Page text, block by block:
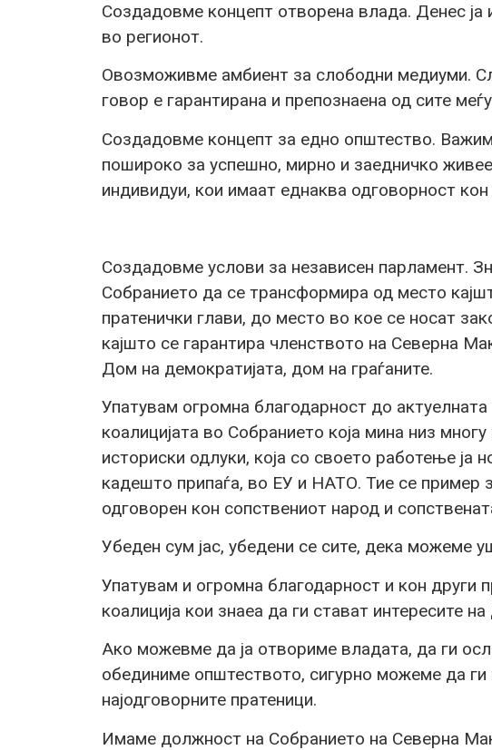
Создадовме концепт отворена влада. Денес ја
во регионот.
Овозможивме амбиент за слободни медиуми.
говор е гарантирана и препознаена од сите
Создадовме концепт за едно општество.
пошироко за успешно, мирно и заедничко
индивидуи, кои имаат еднаква одговорност
Создадовме услови за независен парламент.
Собранието да се трансформира од место
пратенички глави, до место во кое се носат
кајшто се гарантира членството на Северна
Дом на демократијата, дом на граѓаните.
Упатувам огромна благодарност до
коалицијата во Собранието која мина низ
историски одлуки, која со своето работење ја
кадешто припаѓа, во ЕУ и НАТО. Тие се пример
одговорен кон сопствениот народ и
Убеден сум јас, убедени се сите, дека можеме
Упатувам и огромна благодарност и кон други
коалиција кои знаеа да ги стават интересите
Ако можевме да ја отвориме владата, да ги
обединиме општеството, сигурно можеме да
најодговорните пратеници.
Имаме должност на Собранието на Северна